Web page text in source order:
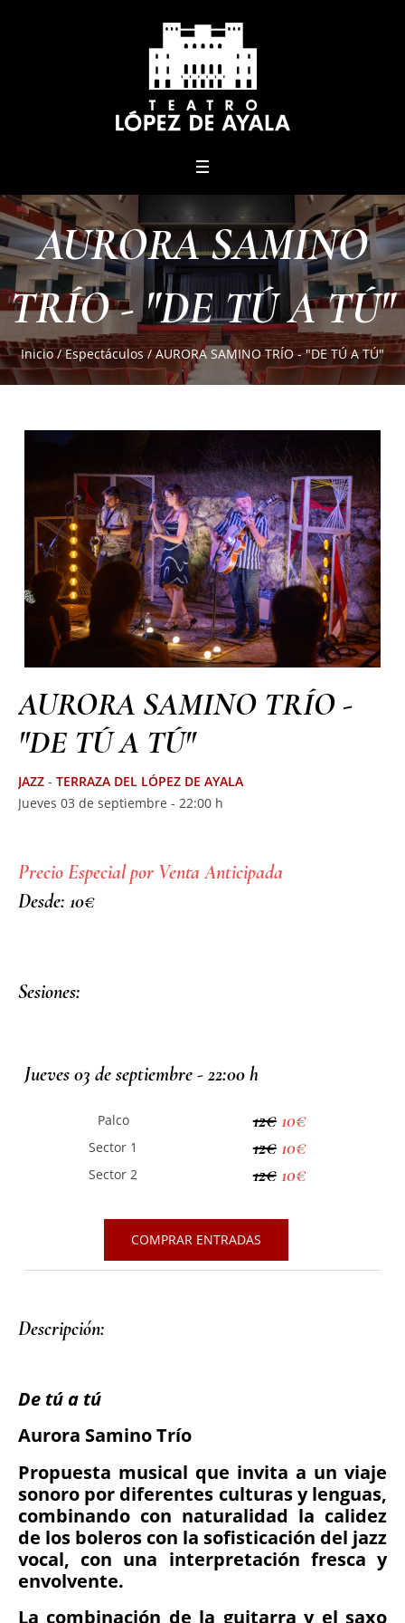
AURORA SAMINO
TRÍO - "DE TÚ A TÚ"
Inicio /Espectáculos /AURORA SAMINO TRÍO - "DE TÚ A TÚ"
AURORA SAMINO TRÍO -
"DE TÚ A TÚ"
JAZZ - TERRAZA DEL LÓPEZ DE AYALA
Jueves 03 de septiembre - 22:00 h
Precio Especial por Venta Anticipada
Desde: 10€
Sesiones:
Jueves 03 de septiembre - 22:00 h
Palco 12€ 10€
Sector 1 12€ 10€
Sector 2 12€ 10€
COMPRAR ENTRADAS
Descripción: